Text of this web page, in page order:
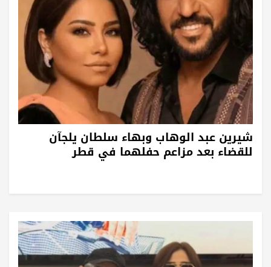
شيرين عبد الوهاب وبهاء سلطان يلجآن
للقضاء بعد مزاعم حفلهما في قطر